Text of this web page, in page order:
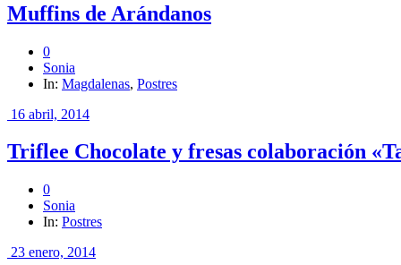
Muffins de Arándanos
0
Sonia
In: Magdalenas, Postres
16 abril, 2014
Triflee Chocolate y fresas colaboración
0
Sonia
In: Postres
23 enero, 2014